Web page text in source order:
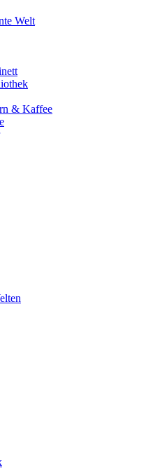
Welt
& Kaffee